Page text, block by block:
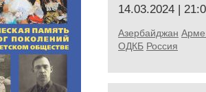
14.03.2024 |
Азербайджан
ОДКБ Россия